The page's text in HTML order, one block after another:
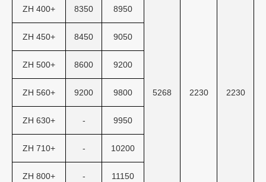
5268 2230 2230
ZH 400+ 8350 8950
ZH 450+ 8450 9050
ZH 500+ 8600 9200
ZH 560+ 9200 9800
ZH 630+ - 9950
ZH 710+ - 10200
ZH 800+ - 11150